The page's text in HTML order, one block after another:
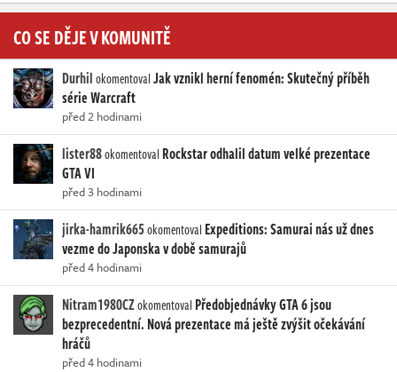
CO SE DĚJE V KOMUNITĚ
DurhilokomentovalJak vznikl herní fenomén: Skutečný příběh
série Warcraft
před 2 hodinami
lister88okomentoval Rockstar odhalil datum velké prezentace
GTA VI
před 3 hodinami
jirka-hamrik665okomentoval Expeditions: Samurai nás už dnes
vezme do Japonska v době samurajů
před 4 hodinami
Nitram1980CZokomentoval Předobjednávky GTA 6 jsou
bezprecedentní. Nová prezentace má ještě zvýšit očekávání
hráčů
před 4 hodinami